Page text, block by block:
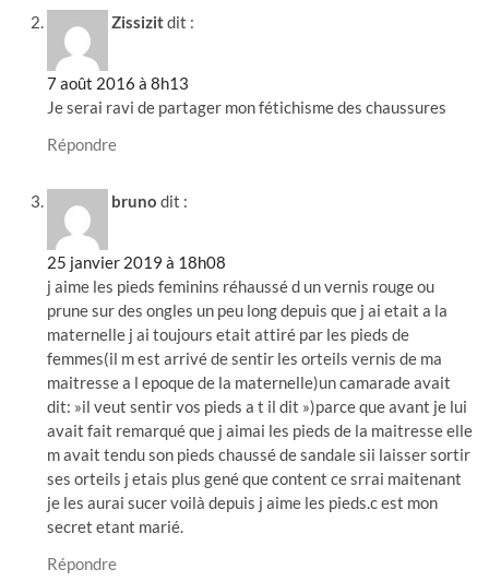
Zissizitdit :
7 août 2016 à 8h13
Je serai ravi de partager mon fétichisme des chaussures
Répondre
bruno dit :
25 janvier 2019 à 18h08
j aime les pieds feminins réhaussé d un vernis rouge ou
prune sur des ongles un peu long depuis que j ai etait a la
maternelle j ai toujours etait attiré par les pieds de
femmes(il m est arrivé de sentir les orteils vernis de ma
maitresse a l epoque de la maternelle)un camarade avait
dit: »il veut sentir vos pieds a t il dit »)parce que avant je lui
avait fait remarqué que j aimai les pieds de la maitresse elle
m avait tendu son pieds chaussé de sandale sii laisser sortir
ses orteils j etais plus gené que content ce srrai maitenant
je les aurai sucer voilà depuis j aime les pieds.c est mon
secret etant marié.
Répondre